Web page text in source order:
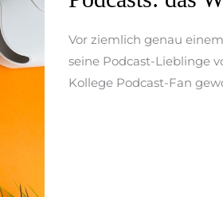
Vor ziemlich genau
seine Podcast-Lieblinge
Kollege Podcast-Fan
Wissen
der
Welt